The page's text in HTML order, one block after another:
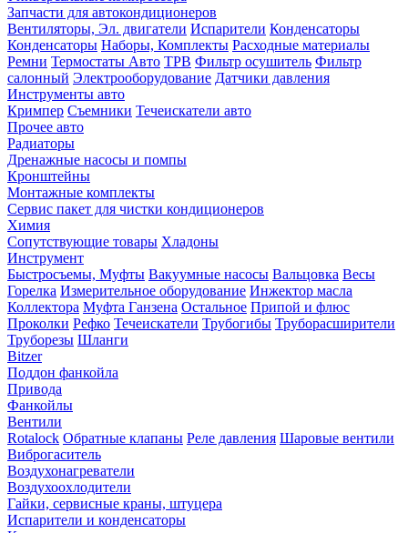
Запчасти для автокондиционеров
Вентиляторы, Эл. двигатели Испарители Конденсаторы
Конденсаторы Наборы, Комплекты Расходные материалы
Ремни Термостаты Авто ТРВ Фильтр осушитель Фильтр
салонный Электрооборудование Датчики давления
Инструменты авто
Кримпер Съемники Течеискатели авто
Прочее авто
Радиаторы
Дренажные насосы и помпы
Кронштейны
Монтажные комплекты
Сервис пакет для чистки кондиционеров
Химия
Сопутствующие товары Хладоны
Инструмент
Быстросъемы, Муфты Вакуумные насосы Вальцовка Весы
Горелка Измерительное оборудование Инжектор масла
Коллектора Муфта Ганзена Остальное Припой и флюс
Проколки Рефко Течеискатели Трубогибы Труборасширители
Труборезы Шланги
Bitzer
Поддон фанкойла
Привода
Фанкойлы
Вентили
Rotalock Обратные клапаны Реле давления Шаровые вентили
Виброгаситель
Воздухонагреватели
Воздухоохлодители
Гайки, сервисные краны, штуцера
Испарители и конденсаторы